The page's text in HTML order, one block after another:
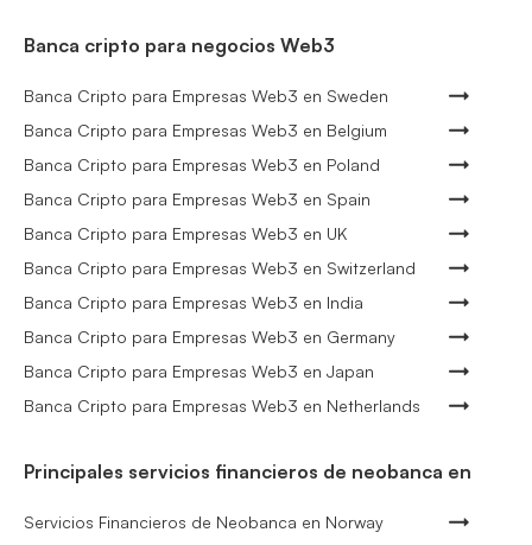
Banca cripto para negocios Web3
Banca Cripto para Empresas Web3 en Sweden
Banca Cripto para Empresas Web3 en Belgium
Banca Cripto para Empresas Web3 en Poland
Banca Cripto para Empresas Web3 en Spain
Banca Cripto para Empresas Web3 en UK
Banca Cripto para Empresas Web3 en Switzerland
Banca Cripto para Empresas Web3 en India
Banca Cripto para Empresas Web3 en Germany
Banca Cripto para Empresas Web3 en Japan
Banca Cripto para Empresas Web3 en Netherlands
Principales servicios financieros de neobanca en
Servicios Financieros de Neobanca en Norway